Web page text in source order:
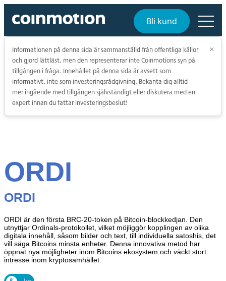
Bli kund
Informationen på denna sida är sammanställd från offentliga källor
och gjord lättläst, men den representerar inte Coinmotions syn på
tillgången i fråga. Innehållet på denna sida är avsett som
informativt, inte som investeringsrådgivning. Bekanta dig alltid
mer ingående med tillgången självständigt eller diskutera med en
expert innan du fattar investeringsbeslut!
×
ORDI
ORDI
ORDI är den första BRC-20-token på Bitcoin-blockkedjan. Den
utnyttjar Ordinals-protokollet, vilket möjliggör kopplingen av olika
digitala innehåll, såsom bilder och text, till individuella satoshis, det
vill säga Bitcoins minsta enheter. Denna innovativa metod har
öppnat nya möjligheter inom Bitcoins ekosystem och väckt stort
intresse inom kryptosamhället.